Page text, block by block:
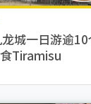
城一日游逾
Tiramisu